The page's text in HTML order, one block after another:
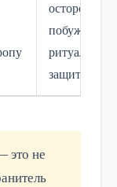
побуждает к
ритуалам
защиты
это не